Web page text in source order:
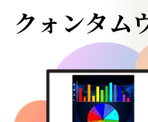
クォンタム